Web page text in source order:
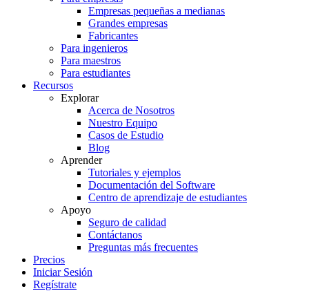
Empresas pequeñas a medianas
Grandes empresas
Fabricantes
Para ingenieros
Para maestros
Para estudiantes
Recursos
Explorar
Acerca de Nosotros
Nuestro Equipo
Casos de Estudio
Blog
Aprender
Tutoriales y ejemplos
Documentación del Software
Centro de aprendizaje de estudiantes
Apoyo
Seguro de calidad
Contáctanos
Preguntas más frecuentes
Precios
Iniciar Sesión
Regístrate